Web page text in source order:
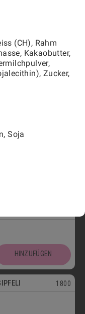
HINZUFÜGEN
HINZUFÜGEN
1800
(CH), Rahm
Kakaobutter,
Zucker,
Soja